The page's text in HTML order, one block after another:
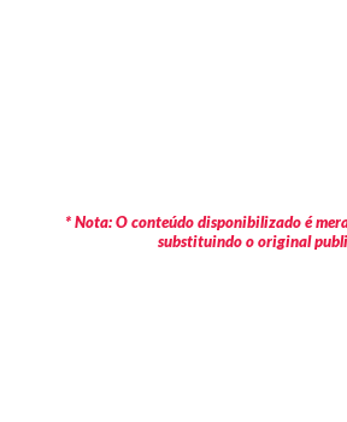
* Nota: O conteúdo disponibilizado é
substituindo o original